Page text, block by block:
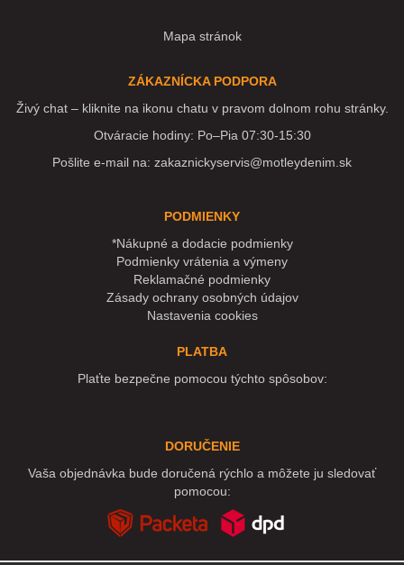
Mapa stránok
ZÁKAZNÍCKA PODPORA
Živý chat – kliknite na ikonu chatu v pravom dolnom rohu stránky.
Otváracie hodiny: Po–Pia 07:30-15:30
Pošlite e-mail na: zakaznickyservis@motleydenim.sk
PODMIENKY
*Nákupné a dodacie podmienky
Podmienky vrátenia a výmeny
Reklamačné podmienky
Zásady ochrany osobných údajov
Nastavenia cookies
PLATBA
Plaťte bezpečne pomocou týchto spôsobov:
DORUČENIE
Vaša objednávka bude doručená rýchlo a môžete ju sledovať
pomocou: